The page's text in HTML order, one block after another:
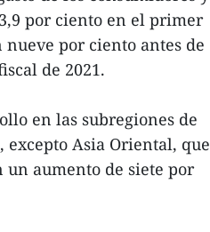
por ciento en el primer
por ciento antes de
de 2021.
en las subregiones de
Asia Oriental, que
un aumento de siete por